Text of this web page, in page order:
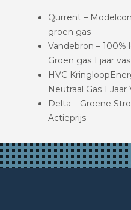
Qurrent –
groen gas
Vandebron –
Groen gas 1 jaar
HVC
Neutraal Gas 1
Delta – Groene
Actieprijs